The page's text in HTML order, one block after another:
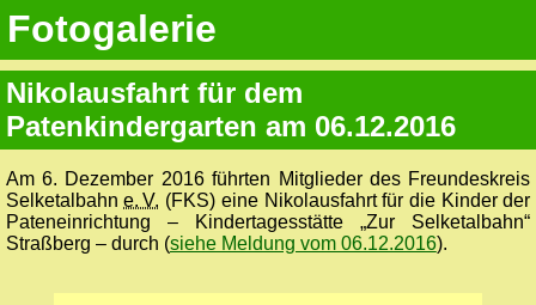
Fotogalerie
Nikolausfahrt für dem
Patenkindergarten am 06.12.2016
Am 6. Dezember 2016 führten Mitglieder des Freundes­kreis
Selketal­bahne. V. (FKS) eine Nikolausfahrt für die Kinder der
Pateneinrichtung – Kindertagesstätte „Zur Selketal­bahn“
Straßberg – durch (siehe Meldung vom 06.12.2016).